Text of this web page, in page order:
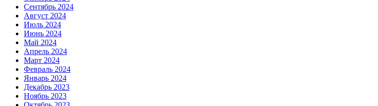
Сентябрь 2024
Август 2024
Июль 2024
Июнь 2024
Май 2024
Апрель 2024
Март 2024
Февраль 2024
Январь 2024
Декабрь 2023
Ноябрь 2023